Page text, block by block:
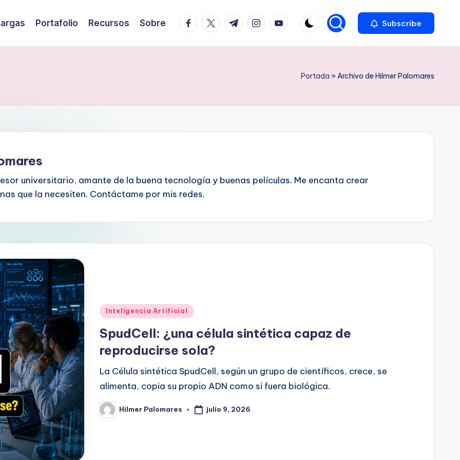
Portafolio Recursos Sobre facebook.com
twitter.com
t.me instagram.com
youtube.com Subscribe
Portada »Archivo de Hilmer Palomares
universitario, amante de la buena tecnología y buenas películas. Me encanta crear
que la necesiten. Contáctame por mis redes.
Publicado
Inteligencia Artificial
SpudCell: ¿una célula sintética capaz de
reproducirse sola?
La Célula sintética SpudCell, según un grupo de científicos, crece, se
alimenta, copia su propio ADN como si fuera biológica.
Publicado
por
Hilmer Palomares julio 9, 2026